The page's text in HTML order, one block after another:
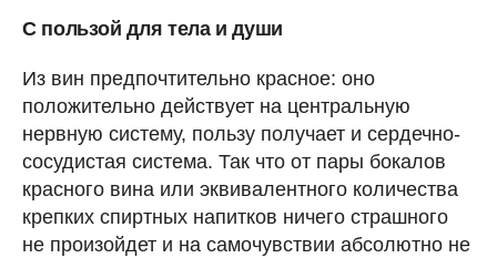
С пользой для тела и души
Из вин предпочтительно красное: оно
положительно действует на центральную
нервную систему, пользу получает и сердечно-
сосудистая система. Так что от пары бокалов
красного вина или эквивалентного количества
крепких спиртных напитков ничего страшного
не произойдет и на самочувствии абсолютно не